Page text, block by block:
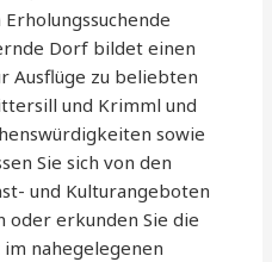
Dorf bildet einen
Ausflüge zu beliebten
und Krimml und
sowie
Sie sich von den
und Kulturangeboten
oder erkunden Sie die
nahegelegenen